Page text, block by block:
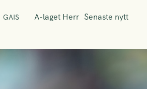
GAIS A-laget Herr Senaste nytt